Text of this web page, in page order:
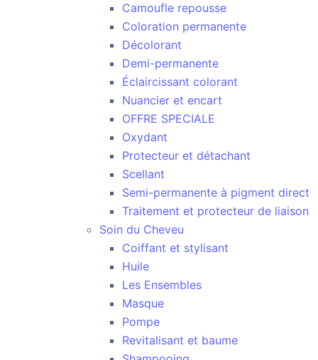
Camoufle repousse
Coloration permanente
Décolorant
Demi-permanente
Éclaircissant colorant
Nuancier et encart
OFFRE SPECIALE
Oxydant
Protecteur et détachant
Scellant
Semi-permanente à pigment direct
Traitement et protecteur de liaison
Soin du Cheveu
Coiffant et stylisant
Huile
Les Ensembles
Masque
Pompe
Revitalisant et baume